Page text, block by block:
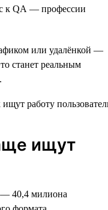
к QA — профессии
или удалёнкой —
станет реальным
ищут
— 40,4 милиона